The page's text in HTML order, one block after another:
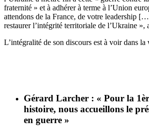
fraternité » et à adhérer à terme à l’Union
attendons de la France, de votre leadership
restaurer l’intégrité territoriale de l’Ukraine »,
L’intégralité de son discours est à voir dans la
Gérard Larcher : « Pour la
histoire, nous accueillons le
en guerre »